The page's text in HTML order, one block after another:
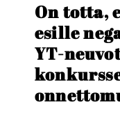
On totta,
esille
YT-